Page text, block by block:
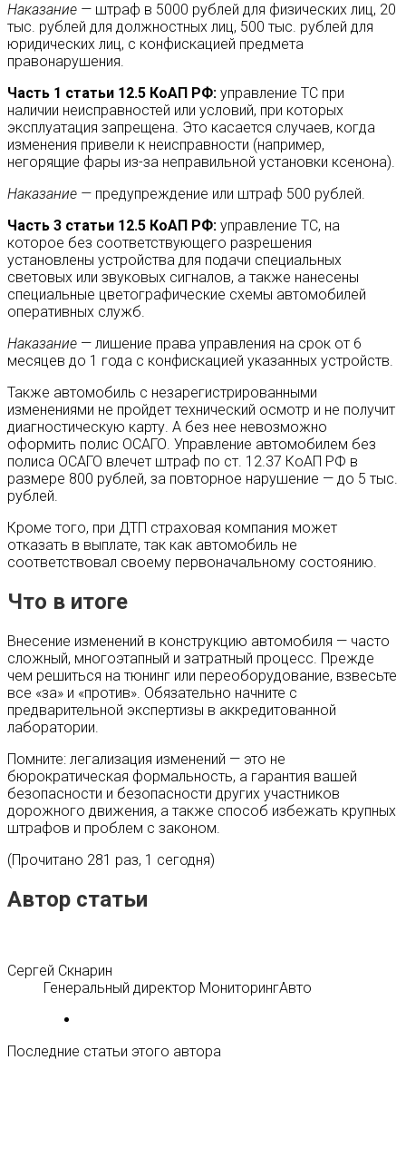
Наказание — штраф в 5000 рублей для физических лиц, 20
тыс. рублей для должностных лиц, 500 тыс. рублей для
юридических лиц, с конфискацией предмета
правонарушения.
Часть 1 статьи 12.5 КоАП РФ: управление ТС при
наличии неисправностей или условий, при которых
эксплуатация запрещена. Это касается случаев, когда
изменения привели к неисправности (например,
негорящие фары из-за неправильной установки ксенона).
Наказание — предупреждение или штраф 500 рублей.
Часть 3 статьи 12.5 КоАП РФ: управление ТС, на
которое без соответствующего разрешения
установлены устройства для подачи специальных
световых или звуковых сигналов, а также нанесены
специальные цветографические схемы автомобилей
оперативных служб.
Наказание — лишение права управления на срок от 6
месяцев до 1 года с конфискацией указанных устройств.
Также автомобиль с незарегистрированными
изменениями не пройдет технический осмотр и не получит
диагностическую карту. А без нее невозможно
оформить полис ОСАГО. Управление автомобилем без
полиса ОСАГО влечет штраф по ст. 12.37 КоАП РФ в
размере 800 рублей, за повторное нарушение — до 5 тыс.
рублей.
Кроме того, при ДТП страховая компания может
отказать в выплате, так как автомобиль не
соответствовал своему первоначальному состоянию.
Что в итоге
Внесение изменений в конструкцию автомобиля — часто
сложный, многоэтапный и затратный процесс. Прежде
чем решиться на тюнинг или переоборудование, взвесьте
все «за» и «против». Обязательно начните с
предварительной экспертизы в аккредитованной
лаборатории.
Помните: легализация изменений — это не
бюрократическая формальность, а гарантия вашей
безопасности и безопасности других участников
дорожного движения, а также способ избежать крупных
штрафов и проблем с законом.
(Прочитано 281 раз, 1 сегодня)
Автор статьи
Сергей Скнарин
Генеральный директор МониторингАвто
Последние статьи этого автора